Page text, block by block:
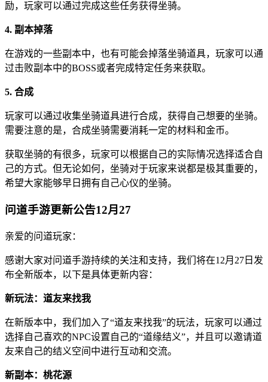
励，玩家可以通过完成这些任务获得坐骑。
4. 副本掉落
在游戏的一些副本中，也有可能会掉落坐骑道具，玩家可以通
过击败副本中的BOSS或者完成特定任务来获取。
5. 合成
玩家可以通过收集坐骑道具进行合成，获得自己想要的坐骑。
需要注意的是，合成坐骑需要消耗一定的材料和金币。
获取坐骑的有很多，玩家可以根据自己的实际情况选择适合自
己的方式。但无论如何，坐骑对于玩家来说都是极其重要的，
希望大家能够早日拥有自己心仪的坐骑。
问道手游更新公告12月27
亲爱的问道玩家：
感谢大家对问道手游持续的关注和支持，我们将在12月27日发
布全新版本，以下是具体更新内容：
新玩法：道友来找我
在新版本中，我们加入了“道友来找我”的玩法，玩家可以通过
选择自己喜欢的NPC设置自己的“道缘结义”，并且可以邀请道
友来自己的结义空间中进行互动和交流。
新副本：桃花源